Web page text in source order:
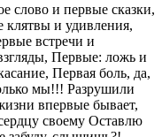
слово и первые сказки,
и удивления,
встречи и
Первые: ложь и
Первая боль, да,
мы!!! Разрушили
впервые бывает,
своему Оставлю